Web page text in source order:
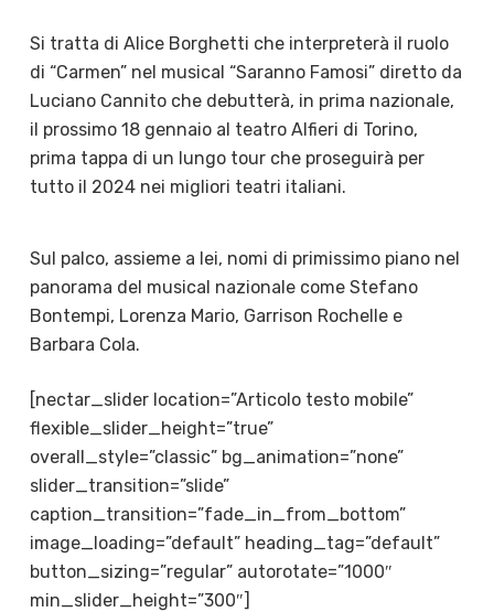
Si tratta di Alice Borghetti che interpreterà il ruolo
di “Carmen” nel musical “Saranno Famosi” diretto da
Luciano Cannito che debutterà, in prima nazionale,
il prossimo 18 gennaio al teatro Alfieri di Torino,
prima tappa di un lungo tour che proseguirà per
tutto il 2024 nei migliori teatri italiani.
Sul palco, assieme a lei, nomi di primissimo piano nel
panorama del musical nazionale come Stefano
Bontempi, Lorenza Mario, Garrison Rochelle e
Barbara Cola.
[nectar_slider location=”Articolo testo mobile”
flexible_slider_height=”true”
overall_style=”classic” bg_animation=”none”
slider_transition=”slide”
caption_transition=”fade_in_from_bottom”
image_loading=”default” heading_tag=”default”
button_sizing=”regular” autorotate=”1000″
min_slider_height=”300″]